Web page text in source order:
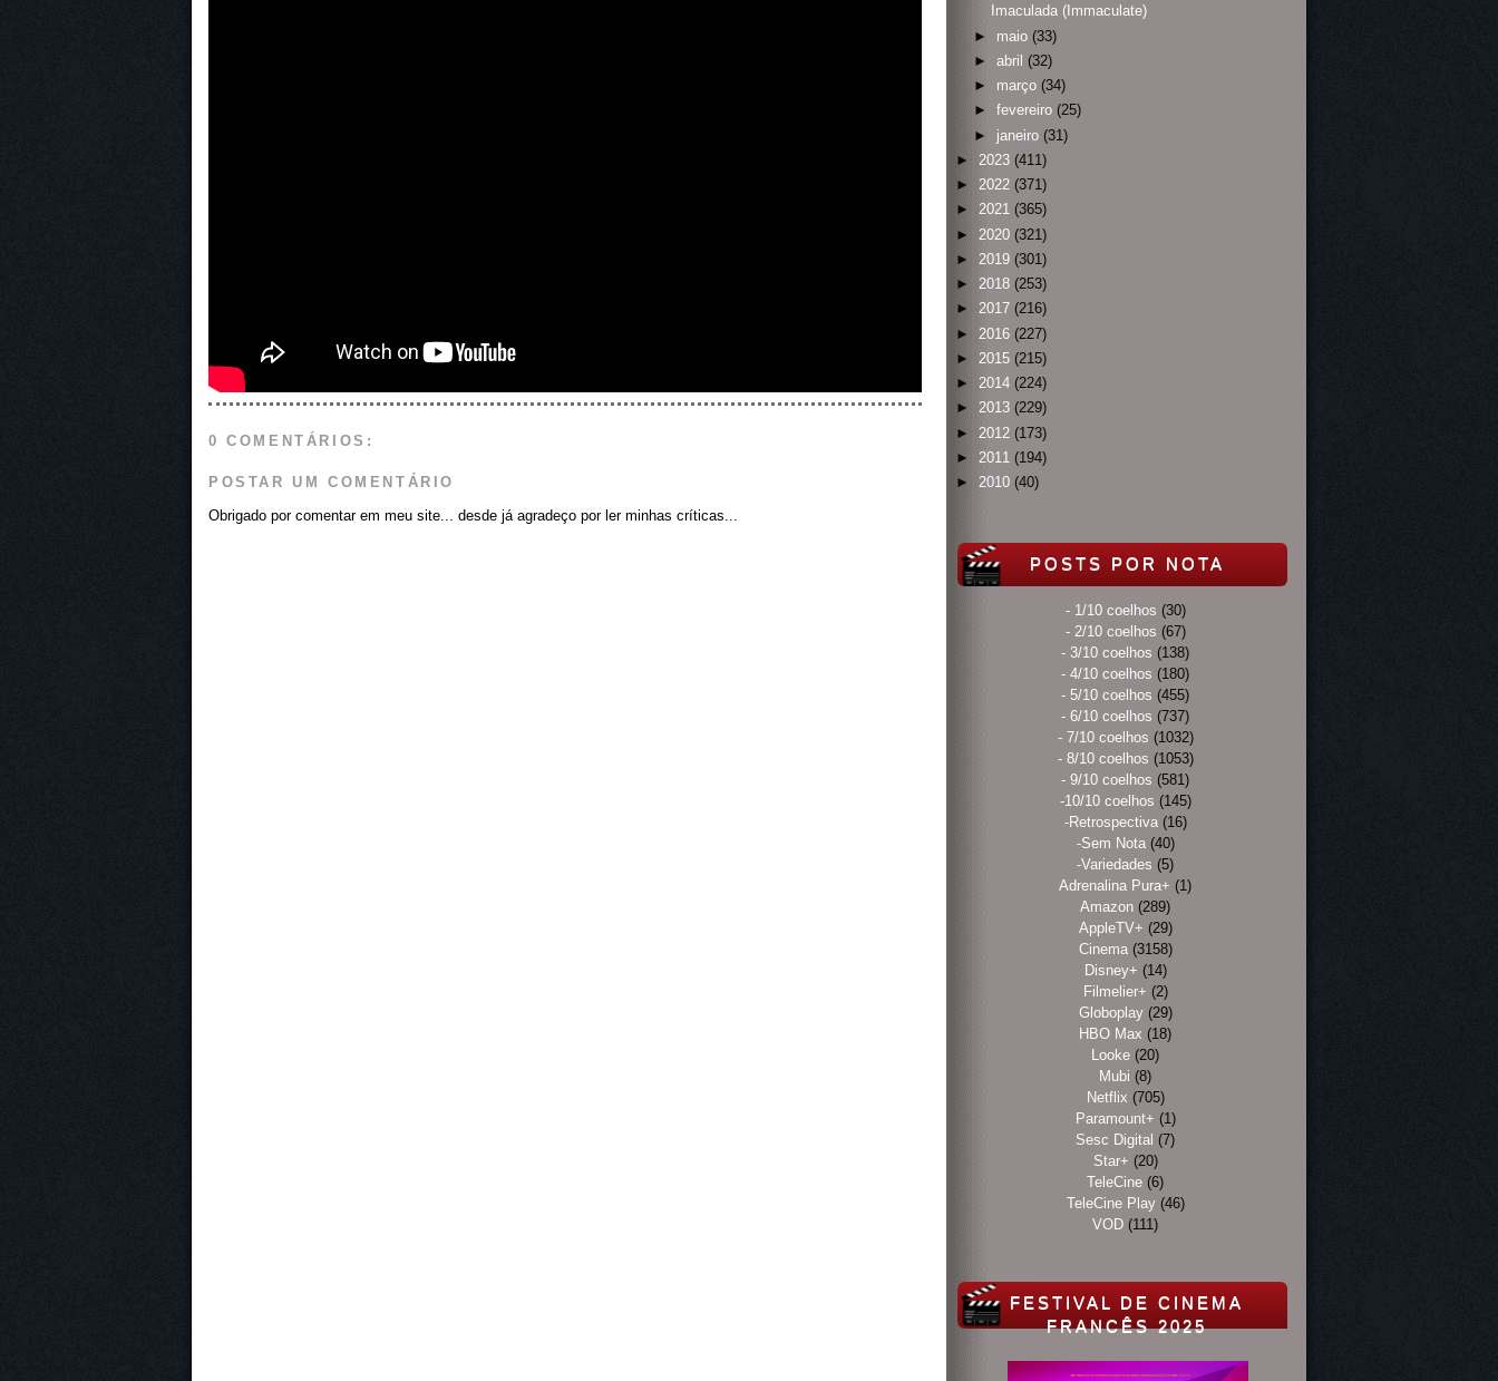
0 COMENTÁRIOS:
POSTAR UM COMENTÁRIO
Obrigado por comentar em meu site... desde já agradeço por ler minhas críticas...
Imaculada (Immaculate)
► maio (33)
► abril (32)
► março (34)
► fevereiro (25)
► janeiro (31)
► 2023 (411)
► 2022 (371)
► 2021 (365)
► 2020 (321)
► 2019 (301)
► 2018 (253)
► 2017 (216)
► 2016 (227)
► 2015 (215)
► 2014 (224)
► 2013 (229)
► 2012 (173)
► 2011 (194)
► 2010 (40)
POSTS POR NOTA
- 1/10 coelhos (30)
- 2/10 coelhos (67)
- 3/10 coelhos (138)
- 4/10 coelhos (180)
- 5/10 coelhos (455)
- 6/10 coelhos (737)
- 7/10 coelhos (1032)
- 8/10 coelhos (1053)
- 9/10 coelhos (581)
-10/10 coelhos (145)
-Retrospectiva (16)
-Sem Nota (40)
-Variedades (5)
Adrenalina Pura+ (1)
Amazon (289)
AppleTV+ (29)
Cinema (3158)
Disney+ (14)
Filmelier+ (2)
Globoplay (29)
HBO Max (18)
Looke (20)
Mubi (8)
Netflix (705)
Paramount+ (1)
Sesc Digital (7)
Star+ (20)
TeleCine (6)
TeleCine Play (46)
VOD (111)
FESTIVAL DE CINEMA
FRANCÊS 2025